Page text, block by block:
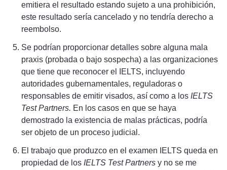
emitiera el resultado estando sujeto a una prohibición,
este resultado sería cancelado y no tendría derecho a
reembolso.
Se podrían proporcionar detalles sobre alguna mala
praxis (probada o bajo sospecha) a las organizaciones
que tiene que reconocer el IELTS, incluyendo
autoridades gubernamentales, reguladoras o
responsables de emitir visados, así como a los IELTS
Test Partners. En los casos en que se haya
demostrado la existencia de malas prácticas, podría
ser objeto de un proceso judicial.
El trabajo que produzco en el examen IELTS queda en
propiedad de los IELTS Test Partners y no se me